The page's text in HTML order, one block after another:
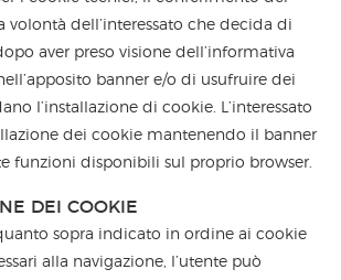
volontà dell’interessato che decida di
aver preso visione dell’informativa
banner e/o di usufruire dei
l’installazione di cookie. L’interessato
dei cookie mantenendo il banner
funzioni disponibili sul proprio browser.
DEI COOKIE
sopra indicato in ordine ai cookie
alla navigazione, l’utente può